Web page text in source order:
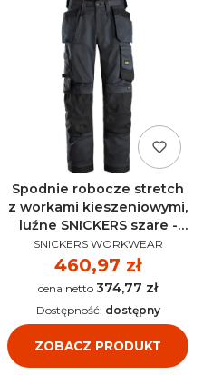
Spodnie robocze stretch
z workami kieszeniowymi,
luźne SNICKERS szare -
6251
PRODUCENT
SNICKERS WORKWEAR
Cena
460,97 zł
Cena 374,77 zł
ZOBACZ PRODUKT
Dostępność: dostępny